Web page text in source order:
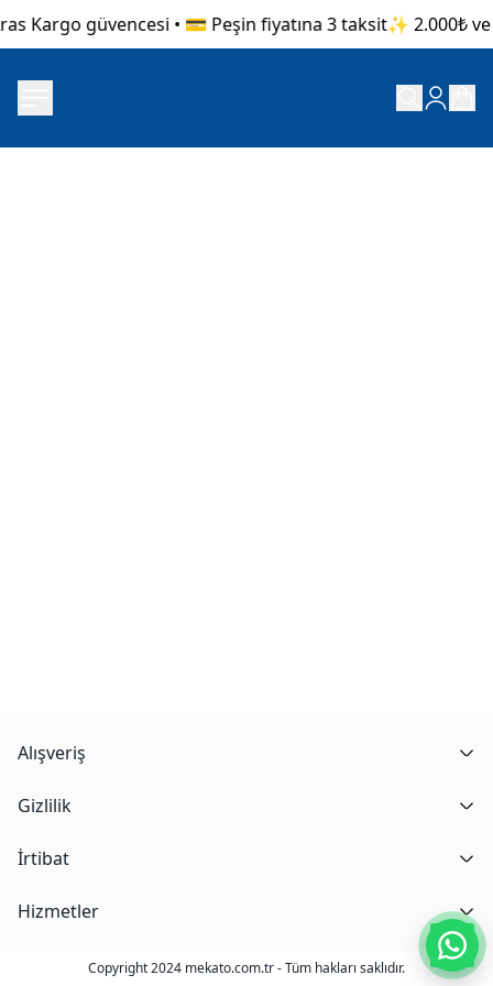
Kargo güvencesi • 💳 Peşin fiyatına 3 taksit✨ 2.000₺ ve
Alışveriş
Gizlilik
İrtibat
Hizmetler
Copyright 2024 mekato.com.tr - Tüm hakları saklıdır.